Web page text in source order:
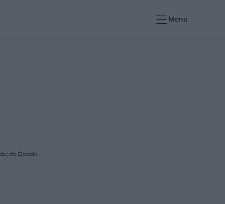
Menu
do Google